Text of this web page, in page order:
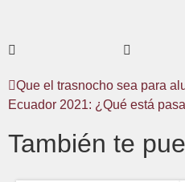
Que el trasnocho sea para
Ecuador 2021: ¿Qué está
También te